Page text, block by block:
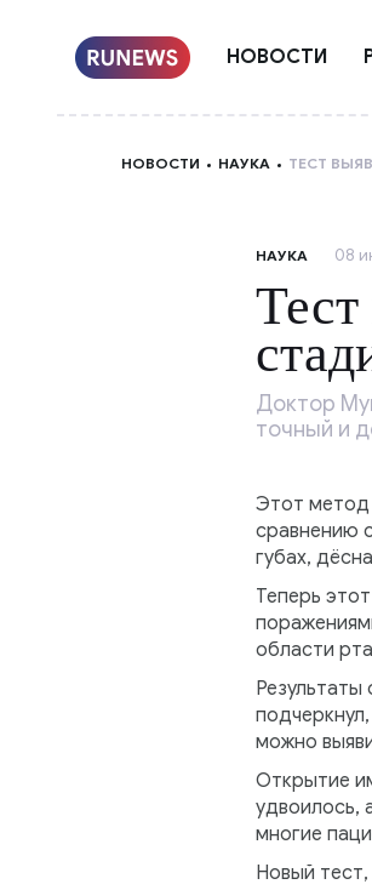
НОВОСТИ
НОВОСТИ НАУКА ТЕСТ
НАУКА 08
Доктор
точный и
Этот метод
сравнению
губах,
Теперь
области
можно
Открытие
удвоилось,
многие
Новый